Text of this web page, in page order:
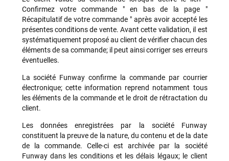
Confirmez votre commande " en bas de la page "
Récapitulatif de votre commande " après avoir accepté les
présentes conditions de vente. Avant cette validation, il est
systématiquement proposé au client de vérifier chacun des
éléments de sa commande; il peut ainsi corriger ses erreurs
éventuelles.
La société Funway confirme la commande par courrier
électronique; cette information reprend notamment tous
les éléments de la commande et le droit de rétractation du
client.
Les données enregistrées par la société Funway
constituent la preuve de la nature, du contenu et de la date
de la commande. Celle-ci est archivée par la société
Funway dans les conditions et les délais légaux; le client